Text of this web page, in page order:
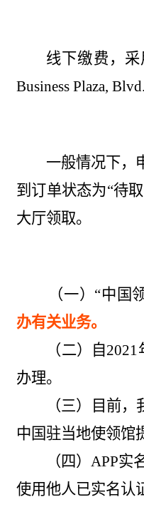
线下缴费，
Business Plaza,
一般情况下，
到订单状态为“待
大厅领取。
（一）“中国
办有关业务。
（二）自2021
办理。
（三）目前
中国驻当地使领馆
（四）APP实
使用他人已实名认